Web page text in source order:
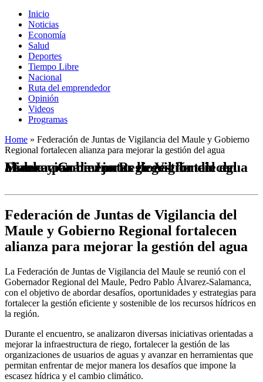
Inicio
Noticias
Economía
Salud
Deportes
Tiempo Libre
Nacional
Ruta del emprendedor
Opinión
Videos
Programas
Home » Federación de Juntas de Vigilancia del Maule y Gobierno
Regional fortalecen alianza para mejorar la gestión del agua
Federación de Juntas de Vigilancia del Maule y Gobierno Regional fortalecen alianza para mejorar la gestión del agua
Federación de Juntas de Vigilancia del
Maule y Gobierno Regional fortalecen
alianza para mejorar la gestión del agua
La Federación de Juntas de Vigilancia del Maule se reunió con el
Gobernador Regional del Maule, Pedro Pablo Álvarez-Salamanca,
con el objetivo de abordar desafíos, oportunidades y estrategias para
fortalecer la gestión eficiente y sostenible de los recursos hídricos en
la región.
Durante el encuentro, se analizaron diversas iniciativas orientadas a
mejorar la infraestructura de riego, fortalecer la gestión de las
organizaciones de usuarios de aguas y avanzar en herramientas que
permitan enfrentar de mejor manera los desafíos que impone la
escasez hídrica y el cambio climático.